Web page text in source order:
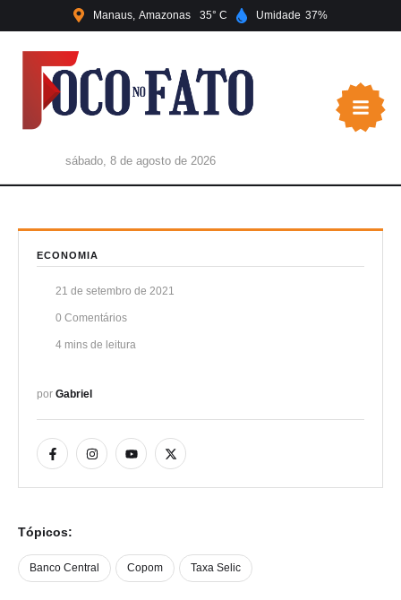
Manaus Amazonas 35 Umidade 37
sábado, 8 de agosto de 2026
ECONOMIA
21 de setembro de 2021
0 Comentários
4 mins de leitura
por Gabriel
Tópicos:
Banco Central Copom Taxa Selic